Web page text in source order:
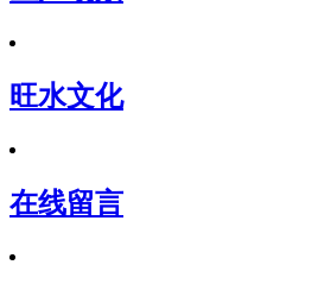
旺水文化
在线留言